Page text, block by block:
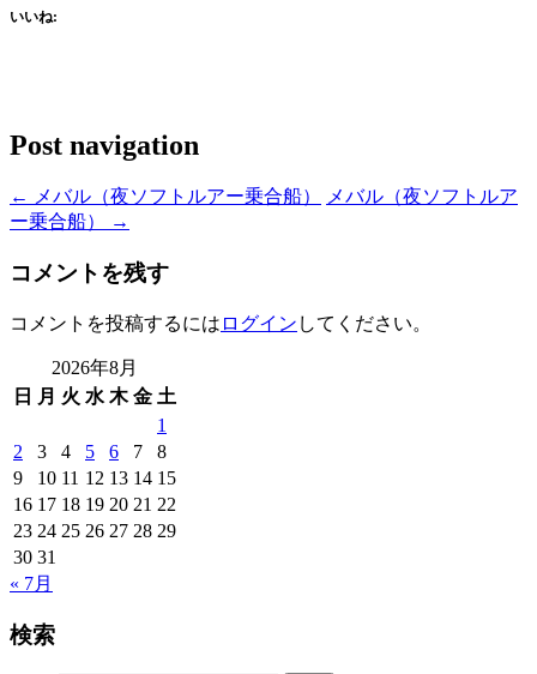
いいね:
Post navigation
← メバル（夜ソフトルアー乗合船）
メバル（夜ソフトルア
ー乗合船）
→
コメントを残す
コメントを投稿するには ログイン してください。
2026年8月
日
月 火 水 木 金 土
1
2
3 4 5 6 7
8
9
10 11 12 13 14 15
16 17 18 19 20 21 22
23 24 25 26 27 28 29
30 31
« 7月
検索